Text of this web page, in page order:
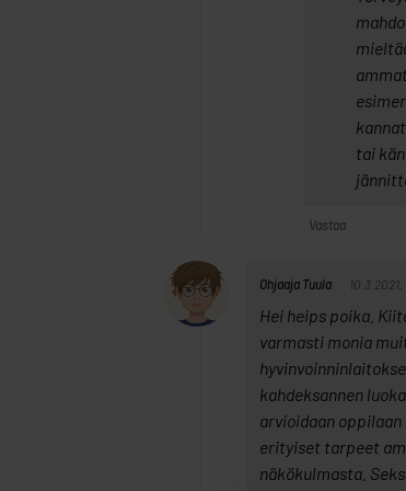
tai
Vastaa
Ohjaaja Tuula 10.3.2021,
Hei heips poika.
varmasti monia
kahdeksannen
arvioidaan
erityiset tarpeet
näkökulmasta.